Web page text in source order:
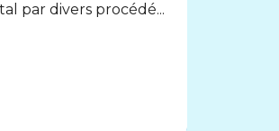
par divers procédé...